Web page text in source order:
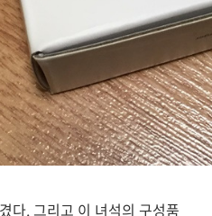
다. 그리고 이 녀석의 구성품